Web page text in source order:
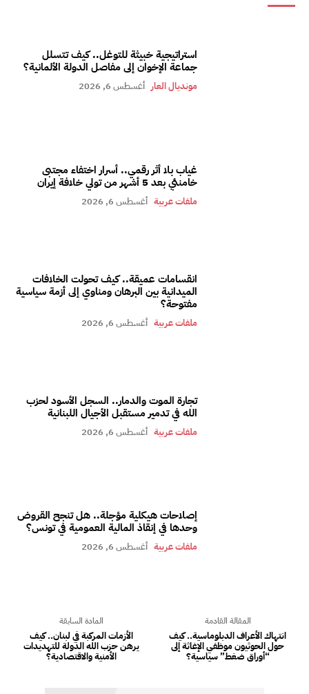
استراتيجية خبيثة للتوغل.. كيف تتسلل
جماعة الإخوان إلى مفاصل الدولة الألمانية؟
مونديال العار أغسطس 6, 2026
غياب بلا أثر رقمي.. أسرار اختفاء مجتبى
خامنئي بعد 5 أشهر من تولي خلافة إيران
ملفات عربية أغسطس 6, 2026
انقسامات عميقة.. كيف تحولت الخلافات
الميدانية بين البرهان ومناوي إلى أزمة سياسية
مفتوحة؟
ملفات عربية أغسطس 6, 2026
تجارة الموت والدمار.. السجل الأسود لحزب
الله في تدمير مستقبل الأجيال اللبنانية
ملفات عربية أغسطس 6, 2026
إصلاحات هيكلية مؤجلة.. هل تنجح القروض
وحدها في إنقاذ المالية العمومية في تونس؟
ملفات عربية أغسطس 6, 2026
المادة السابقة
الأزمات المركبة في لبنان.. كيف
يرهن حزب الله الدولة للتهديدات
الأمنية والاقتصادية؟
المقالة القادمة
انتهاك الأعراف الدبلوماسية.. كيف
حول الحوثيون موظفي الإغاثة إلى
“أوراق ضغط” سياسية؟